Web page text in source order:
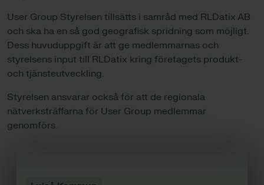
User Group Styrelsen tillsätts i samråd med RLDatix AB
och ska ha en så god geografisk spridning som möjligt.
Dess huvuduppgift är att ge medlemmarnas och
styrelsens input till RLDatix kring företagets produkt-
och tjänsteutveckling.
Styrelsen ansvarar också för att de regionala
nätverksträffarna för User Group medlemmar
genomförs.
Bromölla Kommun